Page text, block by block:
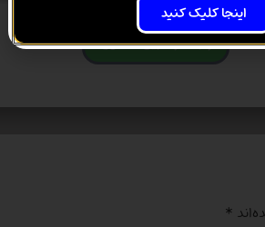
ارتباط از طریق تماس
*
اینجا کلیک کنید